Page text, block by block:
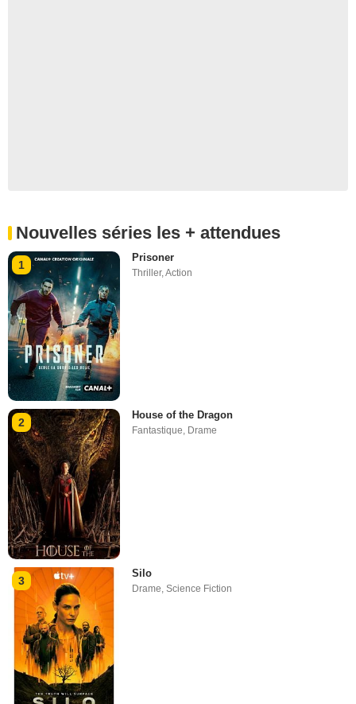
Nouvelles séries les + attendues
1
Prisoner
Thriller,Action
2
House of the Dragon
Fantastique, Drame
3
Silo
Drame ,Science Fiction